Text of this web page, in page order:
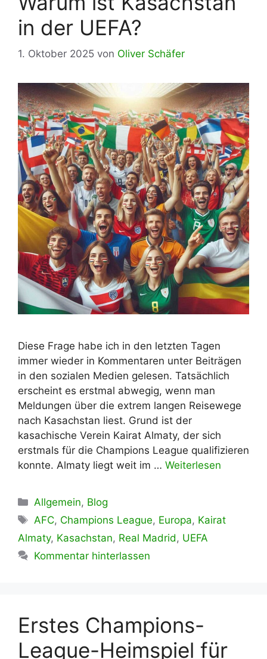
in der UEFA?
1. Oktober 2025 von Oliver Schäfer
Diese Frage habe ich in den letzten Tagen
immer wieder in Kommentaren unter Beiträgen
in den sozialen Medien gelesen. Tatsächlich
erscheint es erstmal abwegig, wenn man
Meldungen über die extrem langen Reisewege
nach Kasachstan liest. Grund ist der
kasachische Verein Kairat Almaty, der sich
erstmals für die Champions League qualifizieren
konnte. Almaty liegt weit im … Weiterlesen
Kategorien
Allgemein, Blog
Schlagwörter
AFC, Champions League, Europa, Kairat
Almaty, Kasachstan, Real Madrid, UEFA
Kommentar hinterlassen
Erstes Champions-
League-Heimspiel für